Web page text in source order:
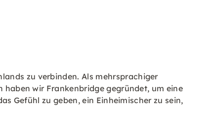
zu verbinden. Als mehrsprachiger
wir Frankenbridge gegründet, um eine
Gefühl zu geben, ein Einheimischer zu sein,